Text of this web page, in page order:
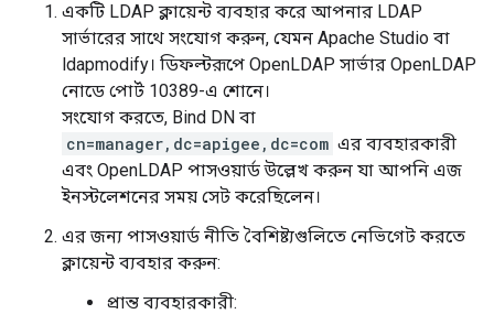
একটি LDAP ক্লায়েন্ট ব্যবহার করে আপনার LDAP
সার্ভারের সাথে সংযোগ করুন, যেমন Apache Studio বা
ldapmodify। ডিফল্টরূপে OpenLDAP সার্ভার OpenLDAP
নোডে পোর্ট 10389-এ শোনে।
সংযোগ করতে, Bind DN বা
cn=manager,dc=apigee,dc=com এর ব্যবহারকারী
এবং OpenLDAP পাসওয়ার্ড উল্লেখ করুন যা আপনি এজ
ইনস্টলেশনের সময় সেট করেছিলেন।
এর জন্য পাসওয়ার্ড নীতি বৈশিষ্ট্যগুলিতে নেভিগেট করতে
ক্লায়েন্ট ব্যবহার করুন:
প্রান্ত ব্যবহারকারী: